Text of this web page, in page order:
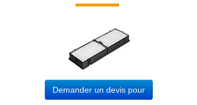
Demander un devis pour